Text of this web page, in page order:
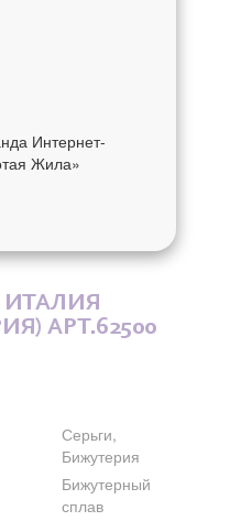
ИТАЛИЯ
АРТ.62500
Серьги,
Бижутерия
Бижутерный
сплав
Интернет-
Жила»